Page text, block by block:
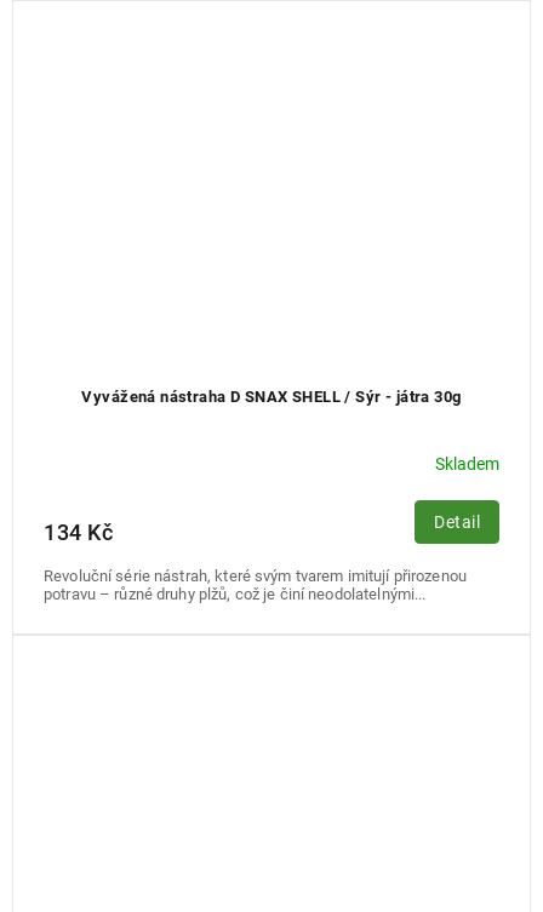
Vyvážená nástraha D SNAX SHELL / Sýr - játra 30g
Skladem
134 Kč Detail
Revoluční série nástrah, které svým tvarem imitují přirozenou
potravu – různé druhy plžů, což je činí neodolatelnými...